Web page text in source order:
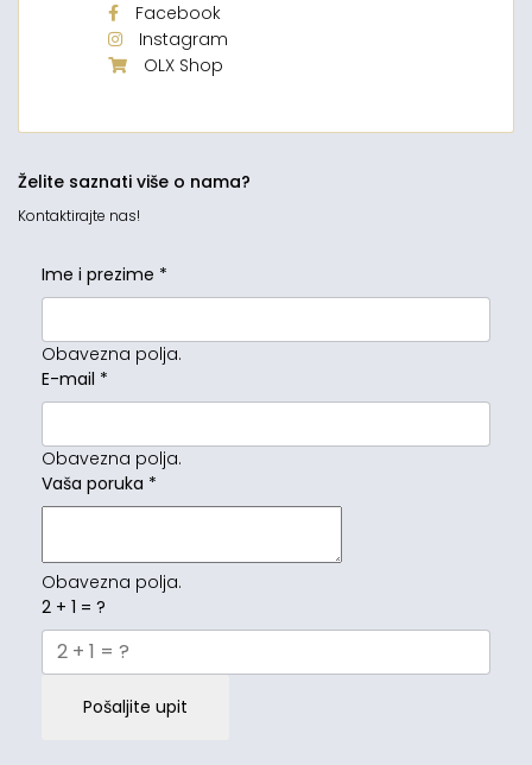
Facebook
Instagram
OLX Shop
Želite saznati više o nama?
Kontaktirajte nas!
Ime i prezime *
Obavezna polja.
E-mail *
Obavezna polja.
Vaša poruka *
Obavezna polja.
2 + 1 = ?
Pošaljite upit